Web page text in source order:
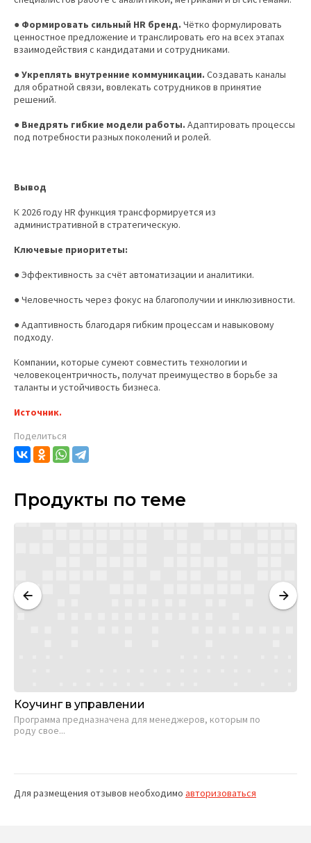
● Формировать сильный HR бренд. Чётко формулировать
ценностное предложение и транслировать его на всех этапах
взаимодействия с кандидатами и сотрудниками.
● Укреплять внутренние коммуникации. Создавать каналы
для обратной связи, вовлекать сотрудников в принятие
решений.
● Внедрять гибкие модели работы. Адаптировать процессы
под потребности разных поколений и ролей.
Вывод
К 2026 году HR функция трансформируется из
административной в стратегическую.
Ключевые приоритеты:
● Эффективность за счёт автоматизации и аналитики.
● Человечность через фокус на благополучии и инклюзивности.
● Адаптивность благодаря гибким процессам и навыковому
подходу.
Компании, которые сумеют совместить технологии и
человекоцентричность, получат преимущество в борьбе за
таланты и устойчивость бизнеса.
Источник.
Поделиться
Продукты по теме
Коучинг в управлении
Программа предназначена для менеджеров, которым по
роду свое...
Для размещения отзывов необходимо авторизоваться